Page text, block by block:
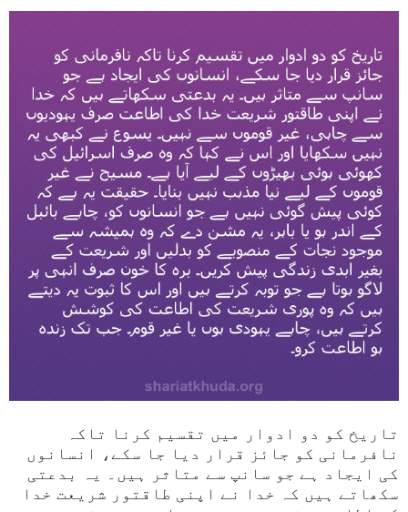
تاریخ کو دو ادوار میں تقسیم کرنا تاکہ
نافرمانی کو جائز قرار دیا جا سکے، انسانوں
کی ایجاد ہے جو سانپ سے متاثر ہیں۔ یہ بدعتی
سکھاتے ہیں کہ خدا نے اپنی طاقتور شریعت خدا